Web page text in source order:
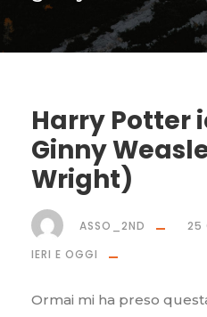
Harry Potter
Ginny
Wright)
ASSO_2ND
25
IERI E OGGI
Ormai mi ha preso